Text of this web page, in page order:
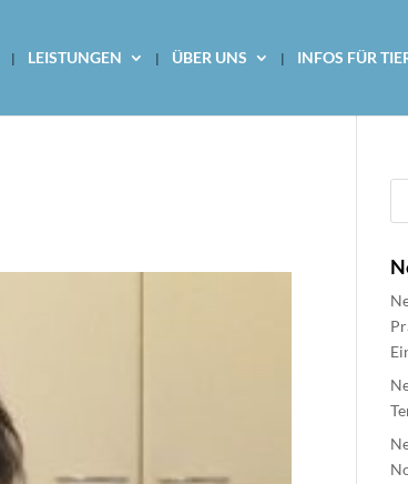
LEISTUNGEN ÜBER UNS INFOS FÜR